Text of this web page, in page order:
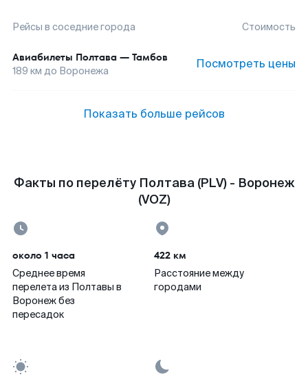
Рейсы в соседние города Стоимость
Авиабилеты Полтава — Тамбов
189 км до Воронежа Посмотреть цены
Показать больше рейсов
Факты по перелёту Полтава (PLV) - Воронеж
(VOZ)
около 1 часа
Среднее время
перелета из Полтавы в
Воронеж без
пересадок
422 км
Расстояние между
городами